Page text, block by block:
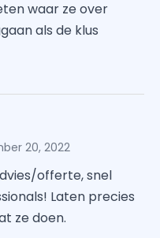
waar ze over
als de klus
20, 2022
offerte, snel
Laten precies
ze doen.